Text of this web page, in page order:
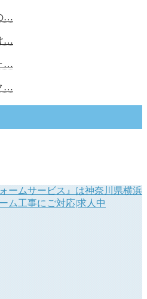
…
…
…
…
ームサービス』は神奈川県横浜
ム工事にご対応|求人中